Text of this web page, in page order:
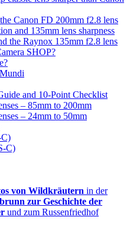
Canon FD 200mm f2.8 lens
and 135mm lens sharpness
the Raynox 135mm f2.8 lens
SHOP?
and 10-Point Checklist
– 85mm to 200mm
– 24mm to 50mm
C)
C)
von Wildkräutern in der
zur Geschichte der
und zum Russenfriedhof